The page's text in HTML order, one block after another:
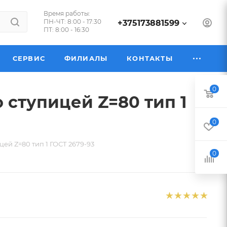
Время работы:
ПН-ЧТ: 8:00 - 17:30
ПТ: 8:00 - 16:30
+375173881599
СЕРВИС ФИЛИАЛЫ КОНТАКТЫ
Z=80 тип 1
Z=80 тип 1 ГОСТ 2679-93
0
0
0